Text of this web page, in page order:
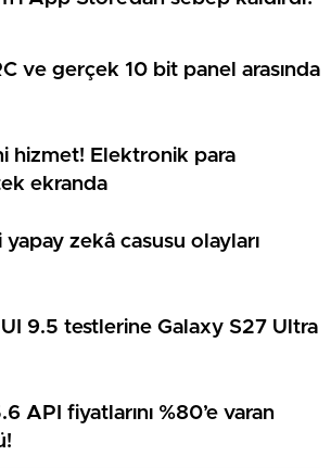
ve gerçek 10 bit panel arasında
hizmet! Elektronik para
ekranda
yapay zekâ casusu olayları
9.5 testlerine Galaxy S27 Ultra
API fiyatlarını %80’e varan